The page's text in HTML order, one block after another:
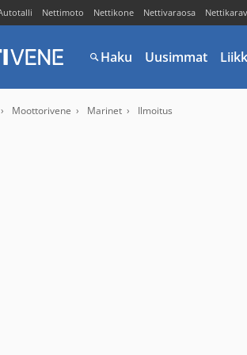
Nettimoto Nettikone Nettivaraosa
Haku Uusimmat
Moottorivene Marinet Ilmoitus